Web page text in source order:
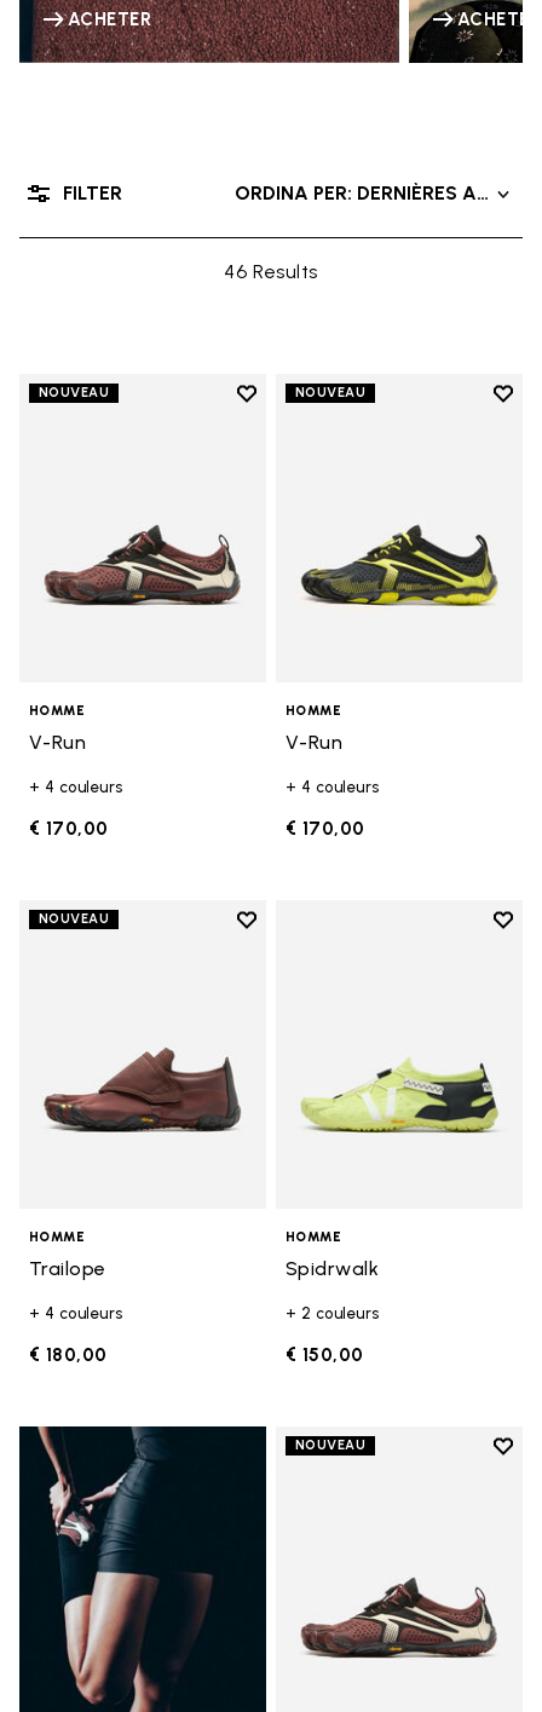
ACHETER ACHETER
46 Results
ORDINA PER: DERNIÈRES
FILTER
NOUVEAU
Add to wishlist
HOMME
V-Run
+ 4 couleurs
€ 170,00
NOUVEAU
Add
HOMME
V-Run
+ 4 couleurs
€ 170,00
NOUVEAU
Add to wishlist
HOMME
Trailope
+ 4 couleurs
€ 180,00
Add
HOMME
Spidrwalk
+ 2 couleurs
€ 150,00
NOUVEAU
Add